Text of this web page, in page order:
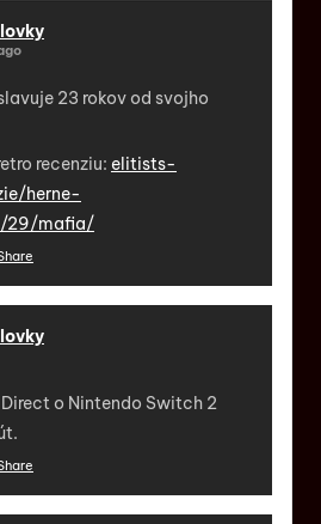
23 rokov od svojho
recenziu: elitists-
herne-
29/mafia/
o Nintendo Switch 2